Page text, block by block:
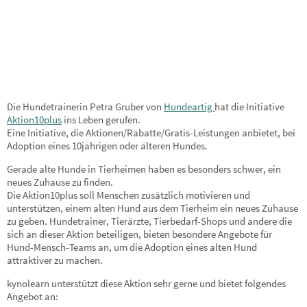
Die Hundetrainerin Petra Gruber von Hundeartig hat die Initiative
Aktion10plus ins Leben gerufen.
Eine Initiative, die Aktionen/Rabatte/Gratis-Leistungen anbietet, bei
Adoption eines 10jährigen oder älteren Hundes.
Gerade alte Hunde in Tierheimen haben es besonders schwer, ein
neues Zuhause zu finden.
Die Aktion10plus soll Menschen zusätzlich motivieren und
unterstützen, einem alten Hund aus dem Tierheim ein neues Zuhause
zu geben. Hundetrainer, Tierärzte, Tierbedarf-Shops und andere die
sich an dieser Aktion beteiligen, bieten besondere Angebote für
Hund-Mensch-Teams an, um die Adoption eines alten Hund
attraktiver zu machen.
kynolearn unterstützt diese Aktion sehr gerne und bietet folgendes
Angebot an: